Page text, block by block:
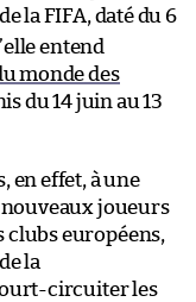
la FIFA, daté du 6
entend
monde des
du 14 juin au 13
en effet, à une
nouveaux joueurs
clubs européens,
la
circuiter les